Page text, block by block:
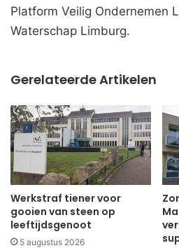
Platform Veilig Ondernemen
Waterschap Limburg.
Gerelateerde Artikelen
Werkstraf tiener voor
gooien van steen op
leeftijdsgenoot
5 augustus 2026